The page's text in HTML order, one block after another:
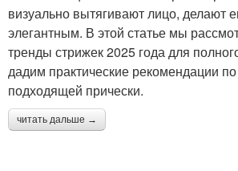
визуально вытягивают лицо, делают
элегантным. В этой статье мы
тренды стрижек 2025 года для
дадим практические рекомендации
подходящей прически.
читать дальше →